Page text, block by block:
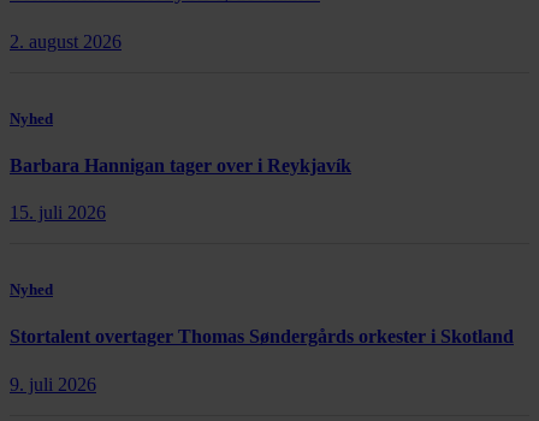
2. august 2026
Nyhed
Barbara Hannigan tager over i Reykjavík
15. juli 2026
Nyhed
Stortalent overtager Thomas Søndergårds orkester i Skotland
9. juli 2026